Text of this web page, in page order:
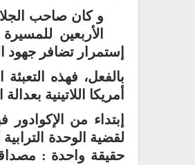
و كان صاحب
الأربعين
إستمرار تضافر جهود
بالفعل، فهذه
أمريكا اللاتينية
إبتداء من
لقضية الوحدة
حقيقة واحدة :